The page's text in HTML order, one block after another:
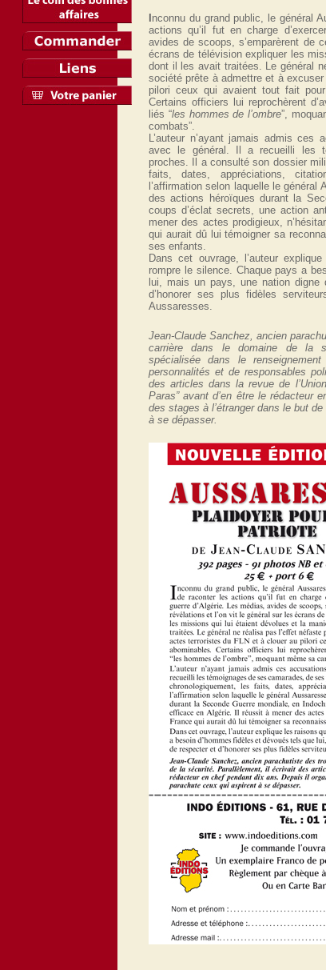
nconnu du grand public, le général
actions qu’il fut en charge
avides de scoops, s’emparèrent de
écrans de télévision expliquer les
dont il les avait traitées. Le général
société prête à admettre et à
pilori ceux qui avaient tout fait
Certains officiers lui reprochèrent
liés “les hommes de l’ombre”,
combats”.
L’auteur n’ayant jamais admis ces
avec le général. Il a recueilli les
proches. Il a consulté son dossier
faits, dates, appréciations,
l’affirmation selon laquelle le
des actions héroïques durant la
coups d’éclat secrets, une action
mener des actes prodigieux,
qui aurait dû lui témoigner sa
ses enfants.
Dans cet ouvrage, l’auteur
rompre le silence. Chaque pays a
lui, mais un pays, une nation
d’honorer ses plus fidèles
Aussaresses.
Jean-Claude Sanchez, ancien
carrière dans le domaine de la
spécialisée dans le
personnalités et de responsables
des articles dans la revue de
Paras” avant d’en être le rédacteur
des stages à l’étranger dans le but
à se dépasser.